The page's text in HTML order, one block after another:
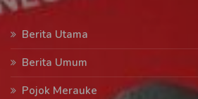
Berita Utama
Berita Umum
Pojok Merauke